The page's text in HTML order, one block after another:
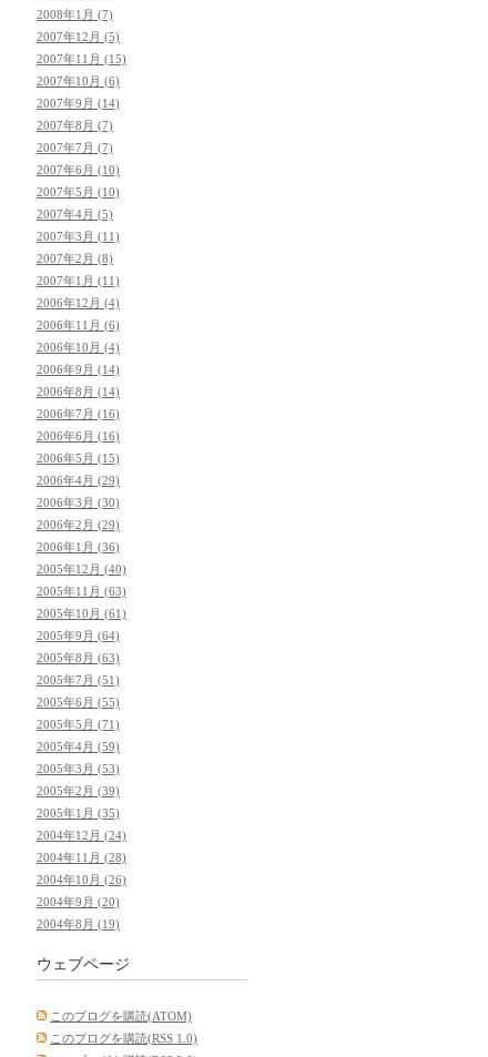
2008年1月 (7)
2007年12月 (5)
2007年11月 (15)
2007年10月 (6)
2007年9月 (14)
2007年8月 (7)
2007年7月 (7)
2007年6月 (10)
2007年5月 (10)
2007年4月 (5)
2007年3月 (11)
2007年2月 (8)
2007年1月 (11)
2006年12月 (4)
2006年11月 (6)
2006年10月 (4)
2006年9月 (14)
2006年8月 (14)
2006年7月 (16)
2006年6月 (16)
2006年5月 (15)
2006年4月 (29)
2006年3月 (30)
2006年2月 (29)
2006年1月 (36)
2005年12月 (40)
2005年11月 (63)
2005年10月 (61)
2005年9月 (64)
2005年8月 (63)
2005年7月 (51)
2005年6月 (55)
2005年5月 (71)
2005年4月 (59)
2005年3月 (53)
2005年2月 (39)
2005年1月 (35)
2004年12月 (24)
2004年11月 (28)
2004年10月 (26)
2004年9月 (20)
2004年8月 (19)
ウェブページ
このブログを購読(ATOM)
このブログを購読(RSS 1.0)